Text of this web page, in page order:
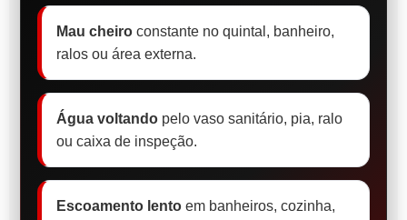
Mau cheiro constante no quintal, banheiro,
ralos ou área externa.
Água voltando pelo vaso sanitário, pia, ralo
ou caixa de inspeção.
Escoamento lento em banheiros, cozinha,